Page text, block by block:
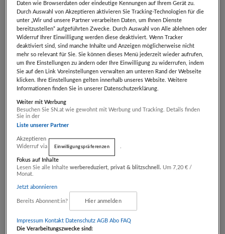
In diesem live online Seminar erwarten Sie das
Prinzip von YIN & YANG, Energie & Nährstoffe aus
Sicht der TCM, das Modell des 3fachen Erwärmers,
einem feinstofflichen Organ in unserem Körper, die
Organuhr (bzw. Meridianuhr), das energetische
Temperaturverhalten der Lebensmittel, die richtige
Ernährung in den jeweiligen Jahreszeiten, die 5
Geschmäcker aus Sicht der TCM, die verschiedenen
Konstitutionstypen, deren Erscheinungsbild,
körperliche Symptomatiken und die jeweils
optimale typgerechte Ernährung. In der Kochpraxis
lernen Sie die Bedeutung des "Kochen im Kreis"
kennen sowie die Zubereitung verschiedener
Ort: Live Online
Daten wie Browserdaten oder eindeutige Kennungen auf Ihrem Gerät zu.
Durch Auswahl von Akzeptieren aktivieren Sie Tracking-Technologien für die
unter „Wir und unsere Partner verarbeiten Daten, um Ihnen Dienste
bereitzustellen“ aufgeführten Zwecke. Durch Auswahl von Alle ablehnen oder
Widerruf Ihrer Einwilligung werden diese deaktiviert. Wenn Tracker
deaktiviert sind, sind manche Inhalte und Anzeigen möglicherweise nicht
mehr so relevant für Sie. Sie können dieses Menü jederzeit wieder aufrufen,
um Ihre Einstellungen zu ändern oder Ihre Einwilligung zu widerrufen, indem
Sie auf den Link Voreinstellungen verwalten am unteren Rand der Webseite
klicken. Ihre Einstellungen gelten innerhalb unseres Website. Weitere
Informationen finden Sie in unserer Datenschutzerklärung.
Weiter mit Werbung
Besuchen Sie SN.at wie gewohnt mit Werbung und Tracking. Details finden
Sie in der
Liste unserer Partner
Akzeptieren
Widerruf via
Einwilligungspräferenzen
Fokus auf Inhalte
Lesen Sie alle Inhaltewerbereduziert, privat & blitzschnell. Um 7,20 € /
Monat.
Jetzt abonnieren
Bereits Abonnent:in? Hier anmelden
Impressum Kontakt Datenschutz AGB Abo FAQ
Die Verarbeitungszwecke sind: